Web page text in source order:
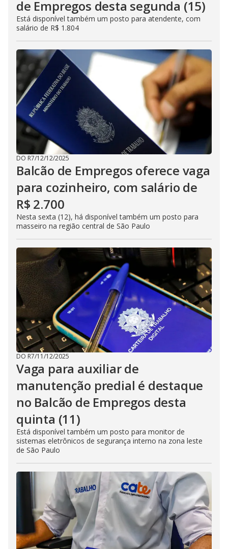
de Empregos desta segunda (15)
Está disponível também um posto para atendente, com
salário de R$ 1.804
DO R7/12/12/2025
Balcão de Empregos oferece vaga
para cozinheiro, com salário de
R$ 2.700
Nesta sexta (12), há disponível também um posto para
masseiro na região central de São Paulo
DO R7/11/12/2025
Vaga para auxiliar de
manutenção predial é destaque
no Balcão de Empregos desta
quinta (11)
Está disponível também um posto para monitor de
sistemas eletrônicos de segurança interno na zona leste
de São Paulo